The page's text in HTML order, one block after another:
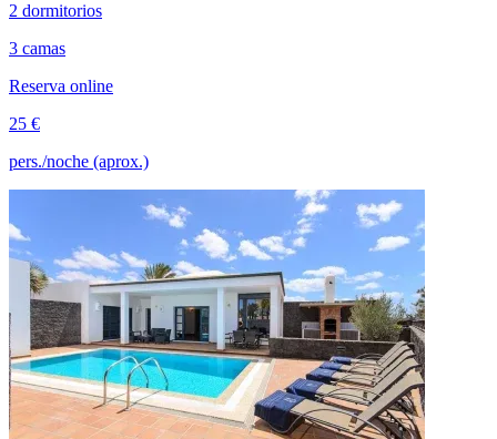
2 dormitorios
3 camas
Reserva online
25 €
pers./noche (aprox.)